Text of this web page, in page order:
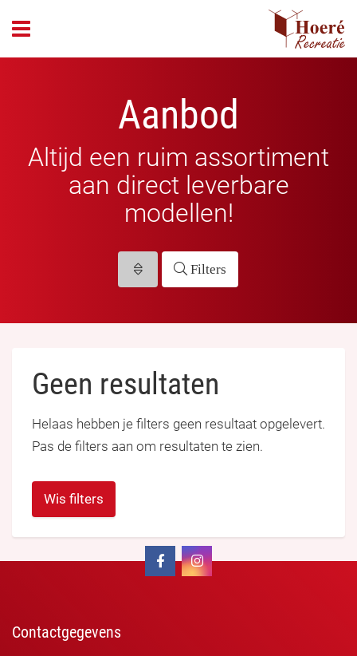
Aanbod
Altijd een ruim assortiment
aan direct leverbare
modellen!
Filters
Geen resultaten
Helaas hebben je filters geen resultaat opgelevert.
Pas de filters aan om resultaten te zien.
Wis filters
header_open_menu
Contactgegevens